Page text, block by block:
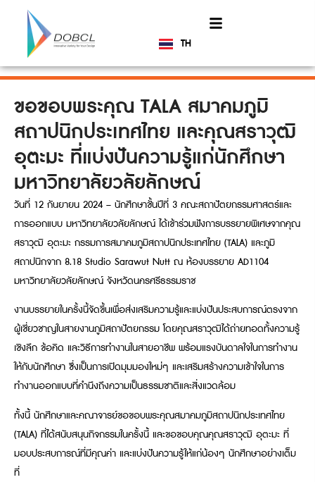
TH
EN
ขอขอบพระคุณ TALA สมาคมภูมิ
สถาปนิกประเทศไทย และคุณสราวุฒิ
อุตะมะ ที่แบ่งปันความรู้แก่นักศึกษา
มหาวิทยาลัยวลัยลักษณ์
วันที่ 12 กันยายน 2024 – นักศึกษาชั้นปีที่ 3 คณะสถาปัตยกรรมศาสตร์และ
การออกแบบ มหาวิทยาลัยวลัยลักษณ์ ได้เข้าร่วมฟังการบรรยายพิเศษจากคุณ
สราวุฒิ อุตะมะ กรรมการสมาคมภูมิสถาปนิกประเทศไทย (TALA) และภูมิ
สถาปนิกจาก 8.18 Studio Sarawut Nutt ณ ห้องบรรยาย AD1104
มหาวิทยาลัยวลัยลักษณ์ จังหวัดนครศรีธรรมราช
งานบรรยายในครั้งนี้จัดขึ้นเพื่อส่งเสริมความรู้และแบ่งปันประสบการณ์ตรงจาก
ผู้เชี่ยวชาญในสายงานภูมิสถาปัตยกรรม โดยคุณสราวุฒิได้ถ่ายทอดทั้งความรู้
เชิงลึก ข้อคิด และวิธีการทำงานในสายอาชีพ พร้อมแรงบันดาลใจในการทำงาน
ให้กับนักศึกษา ซึ่งเป็นการเปิดมุมมองใหม่ๆ และเสริมสร้างความเข้าใจในการ
ทำงานออกแบบที่คำนึงถึงความเป็นธรรมชาติและสิ่งแวดล้อม
ทั้งนี้ นักศึกษาและคณาจารย์ขอขอบพระคุณสมาคมภูมิสถาปนิกประเทศไทย
(TALA) ที่ได้สนับสนุนกิจกรรมในครั้งนี้ และขอขอบคุณคุณสราวุฒิ อุตะมะ ที่
มอบประสบการณ์ที่มีคุณค่า และแบ่งปันความรู้ให้แก่น้องๆ นักศึกษาอย่างเต็ม
ที่